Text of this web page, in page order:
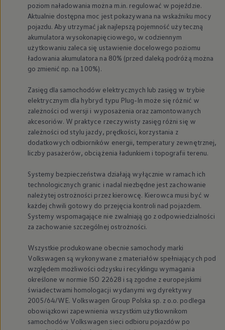
poziom naładowania można m.in. regulować w pojeździe.
Aktualnie dostępna moc jest pokazywana na wskaźniku mocy
pojazdu. Aby utrzymać jak najlepszą pojemność użyteczną
akumulatora wysokonapięciowego, w codziennym
użytkowaniu zaleca się ustawienie docelowego poziomu
ładowania akumulatora na 80% (przed daleką podróżą można
go zmienić np. na 100%).
Zasięg dla samochodów elektrycznych lub zasięg w trybie
elektrycznym dla hybryd typu Plug-In może się różnić w
zależności od wersji i wyposażenia oraz zamontowanych
akcesoriów. W praktyce rzeczywisty zasięg różni się w
zależności od stylu jazdy, prędkości, korzystania z
dodatkowych odbiorników energii, temperatury zewnętrznej,
liczby pasażerów, obciążenia ładunkiem i topografii terenu.
Systemy bezpieczeństwa działają wyłącznie w ramach ich
technologicznych granic i nadal niezbędne jest zachowanie
należytej ostrożności przez kierowcę. Kierowca musi być w
każdej chwili gotowy do przejęcia kontroli nad pojazdem.
Systemy wspomagające nie zwalniają go z odpowiedzialności
za zachowanie szczególnej ostrożności.
Wszystkie produkowane obecnie samochody marki
Volkswagen są wykonywane z materiałów spełniających pod
względem możliwości odzysku i recyklingu wymagania
określone w normie ISO 22628 i są zgodne z europejskimi
świadectwami homologacji wydanymi wg dyrektywy
2005/64/WE. Volkswagen Group Polska sp. z o.o. podlega
obowiązkowi zapewnienia wszystkim użytkownikom
samochodów Volkswagen sieci odbioru pojazdów po